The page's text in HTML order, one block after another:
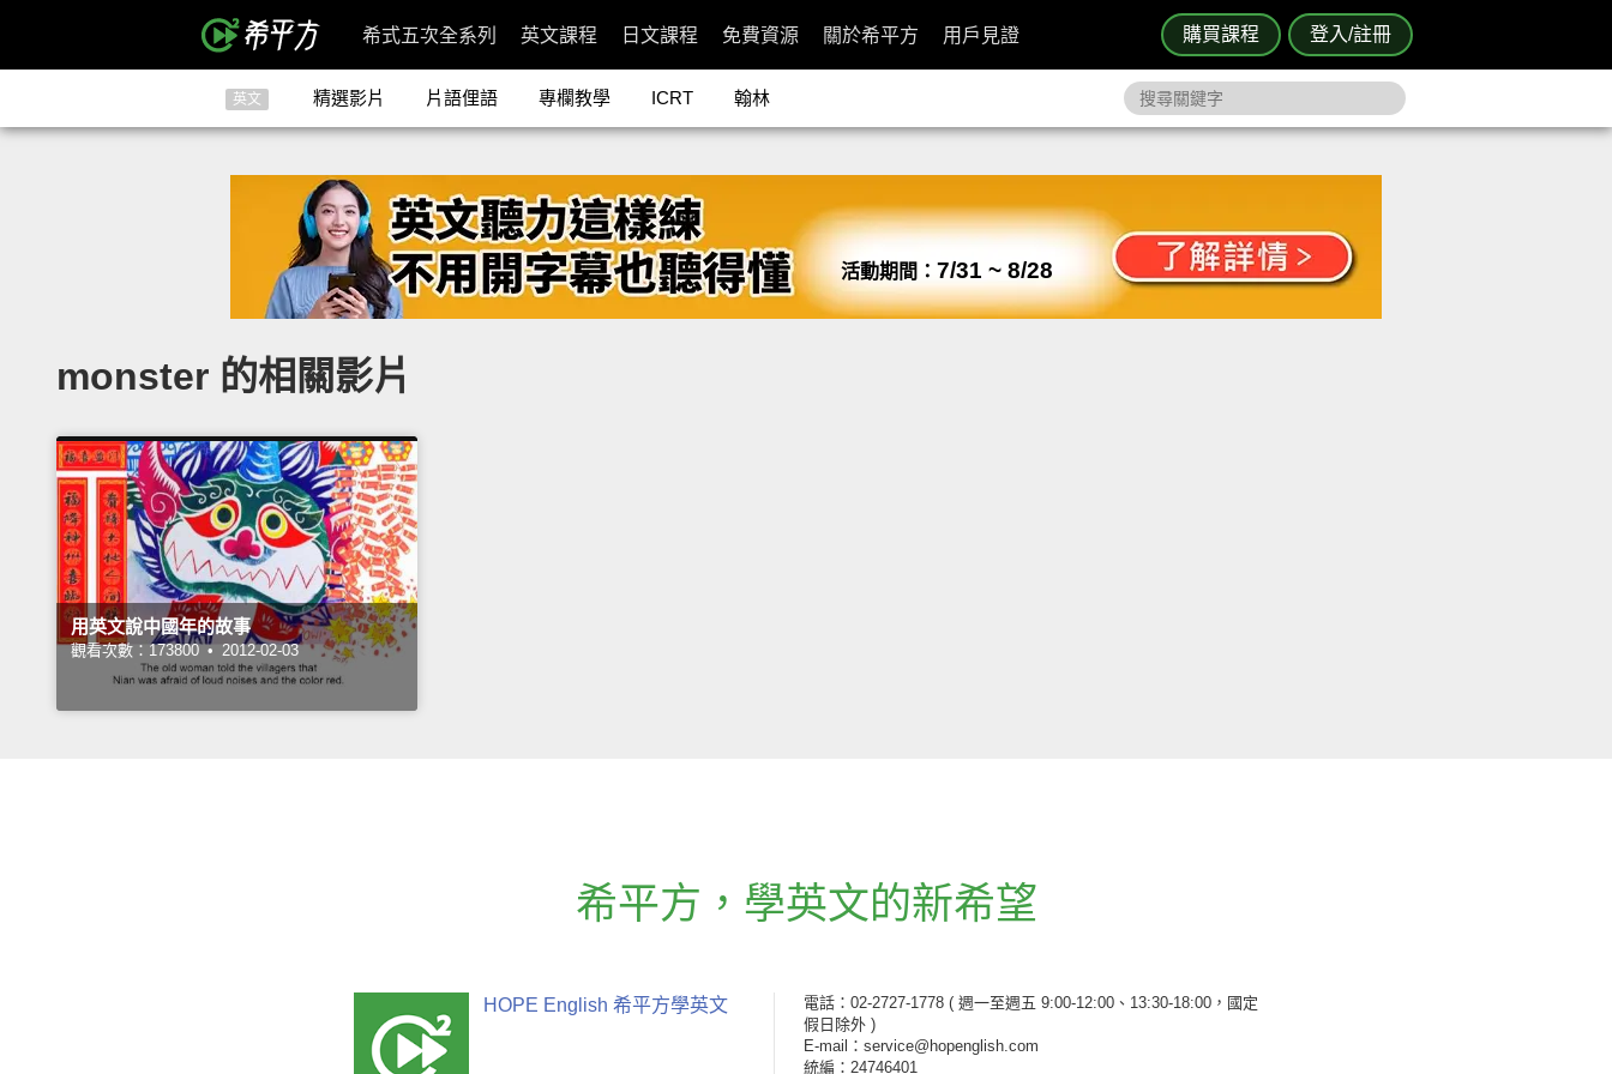
購買課程 登入/註冊
希式五次全系列 英文課程 日文課程 免費資源 關於希平方 用戶見證
英文 精選影片 片語俚語 專欄教學 ICRT 翰林
活動期間： 7/31 ~ 8/28
monster 的相關影片
用英文說中國年的故事
觀看次數：173800 • 2012-02-03
希平方 ， 學英文的新希望
HOPE English 希平方學英文 電話：02-2727-1778 ( 週一至週五 9:00-12:00、13:30-18:00，國定
假日除外 )
E-mail：service@hopenglish.com
統編：24746401